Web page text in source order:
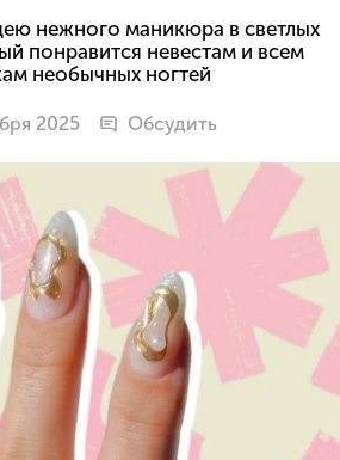
нежного маникюра в светлых
понравится невестам и всем
необычных ногтей
2025 Обсудить